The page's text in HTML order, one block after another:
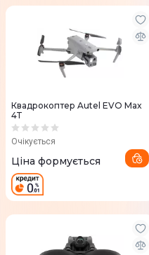
Квадрокоптер Autel EVO Max
4T
Очікується
Ціна формується